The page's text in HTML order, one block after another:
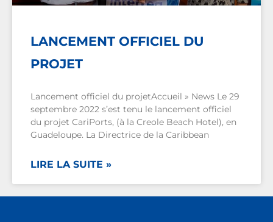
LANCEMENT OFFICIEL DU
PROJET
Lancement officiel du projetAccueil » News Le 29
septembre 2022 s’est tenu le lancement officiel
du projet CariPorts, (à la Creole Beach Hotel), en
Guadeloupe. La Directrice de la Caribbean
LIRE LA SUITE »